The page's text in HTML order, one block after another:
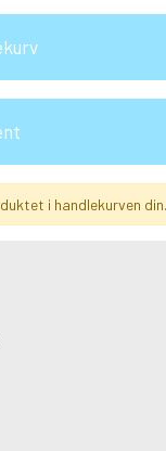
i handlekurven din.